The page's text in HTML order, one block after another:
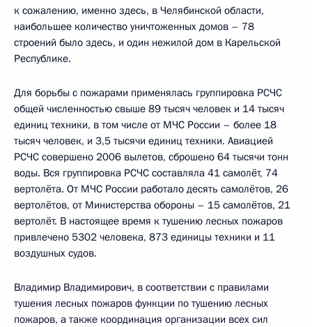
к сожалению, именно здесь, в Челябинской области,
наибольшее количество уничтоженных домов – 78
строений было здесь, и один нежилой дом в Карельской
Республике.
Для борьбы с пожарами применялась группировка РСЧС
общей численностью свыше 89 тысяч человек и 14 тысяч
единиц техники, в том числе от МЧС России – более 18
тысяч человек, и 3,5 тысячи единиц техники. Авиацией
РСЧС совершено 2006 вылетов, сброшено 64 тысячи тонн
воды. Вся группировка РСЧС составляла 41 самолёт, 74
вертолёта. От МЧС России работало десять самолётов, 26
вертолётов, от Министерства обороны – 15 самолётов, 21
вертолёт. В настоящее время к тушению лесных пожаров
привлечено 5302 человека, 873 единицы техники и 11
воздушных судов.
Владимир Владимирович, в соответствии с правилами
тушения лесных пожаров функции по тушению лесных
пожаров, а также координация организации всех сил